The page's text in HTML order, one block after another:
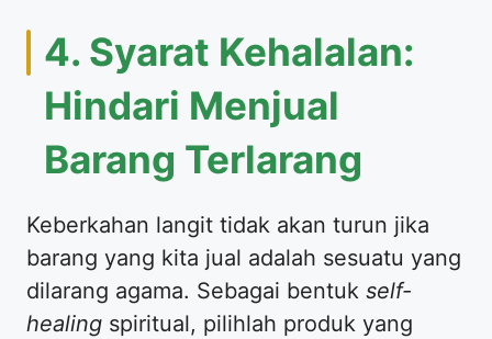
4. Syarat Kehalalan:
Hindari Menjual
Barang Terlarang
Keberkahan langit tidak akan turun jika
barang yang kita jual adalah sesuatu yang
dilarang agama. Sebagai bentuk self-
healing spiritual, pilihlah produk yang